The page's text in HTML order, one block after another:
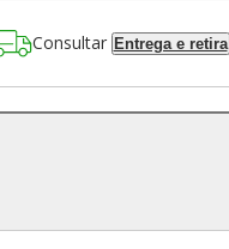
Consultar Entrega e retira